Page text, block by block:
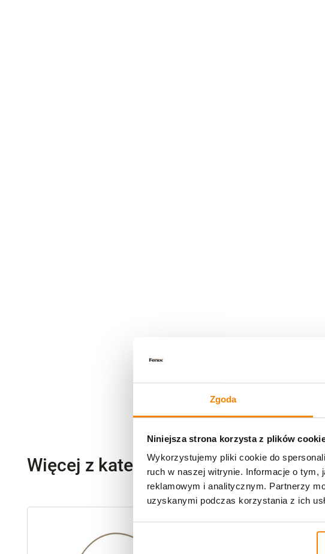
Zgoda
Niniejsza strona korzysta z plików
Wykorzystujemy pliki cookie do
ruch w naszej witrynie. Informacje o tym,
reklamowym i analitycznym. Partnerzy
uzyskanymi podczas korzystania z ich
Więcej z kategorii Kwiaty sztuczne